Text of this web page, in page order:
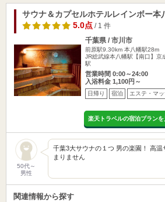
サウナ＆カプセルホテルレインボー本
5.0点/ 1 件
千葉県 / 市川市
前原駅9.30km 本八幡駅28m
JR総武線本八幡駅【南口】京
駅
営業時間 0:00～24:00
入浴料金 1,100円～
日帰り 宿泊 エステ・マ
楽天トラベルの宿泊プランを
50代～
男性
千葉3大サウナの１つ 男の楽園！ 高温
まりません
関連情報から探す